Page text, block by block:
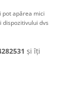
pot apărea mici
dvs
și îți